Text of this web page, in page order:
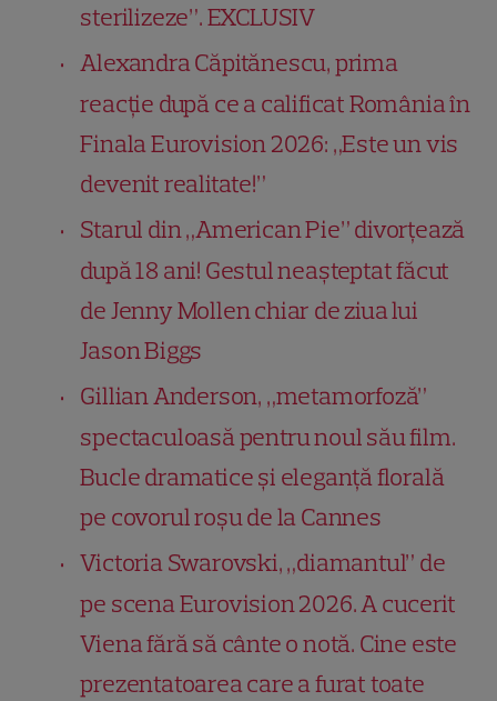
sterilizeze”. EXCLUSIV
Alexandra Căpitănescu, prima
reacție după ce a calificat România în
Finala Eurovision 2026: „Este un vis
devenit realitate!”
Starul din „American Pie” divorțează
după 18 ani! Gestul neașteptat făcut
de Jenny Mollen chiar de ziua lui
Jason Biggs
Gillian Anderson, „metamorfoză”
spectaculoasă pentru noul său film.
Bucle dramatice și eleganță florală
pe covorul roșu de la Cannes
Victoria Swarovski, „diamantul” de
pe scena Eurovision 2026. A cucerit
Viena fără să cânte o notă. Cine este
prezentatoarea care a furat toate